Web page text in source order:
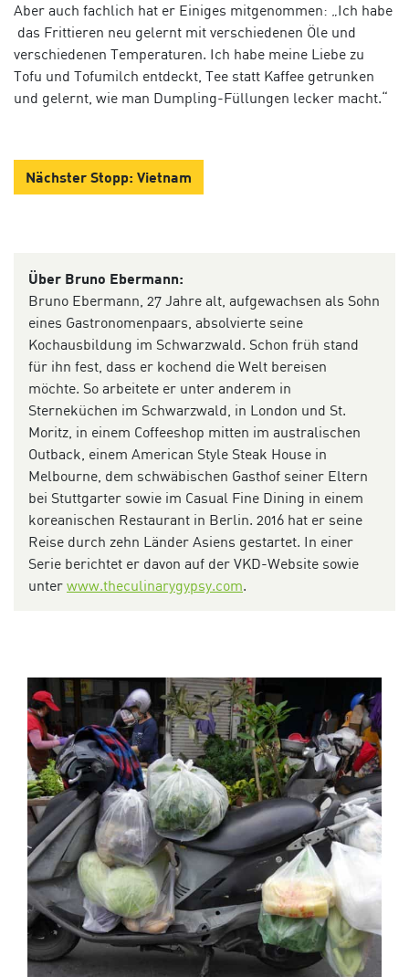
Aber auch fachlich hat er Einiges mitgenommen: „Ich habe
das Frittieren neu gelernt mit verschiedenen Öle und
verschiedenen Temperaturen. Ich habe meine Liebe zu
Tofu und Tofumilch entdeckt, Tee statt Kaffee getrunken
und gelernt, wie man Dumpling-Füllungen lecker macht.“
Nächster Stopp: Vietnam
Über Bruno Ebermann:
Bruno Ebermann, 27 Jahre alt, aufgewachsen als Sohn
eines Gastronomenpaars, absolvierte seine
Kochausbildung im Schwarzwald. Schon früh stand
für ihn fest, dass er kochend die Welt bereisen
möchte. So arbeitete er unter anderem in
Sterneküchen im Schwarzwald, in London und St.
Moritz, in einem Coffeeshop mitten im australischen
Outback, einem American Style Steak House in
Melbourne, dem schwäbischen Gasthof seiner Eltern
bei Stuttgarter sowie im Casual Fine Dining in einem
koreanischen Restaurant in Berlin. 2016 hat er seine
Reise durch zehn Länder Asiens gestartet. In einer
Serie berichtet er davon auf der VKD-Website sowie
unter www.theculinarygypsy.com.